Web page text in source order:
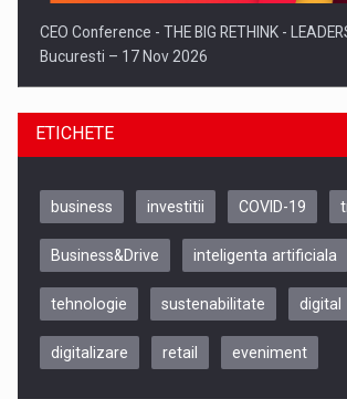
CEO Conference - THE BIG RETHINK -
Bucuresti – 17 Nov 2026
Be Inspired. Make it Happen!, CLUJ, 9
ETICHETE
business investitii COVID-19
Business&Drive inteligenta artificiala
tehnologie sustenabilitate digital
digitalizare retail eveniment